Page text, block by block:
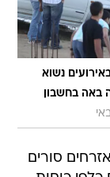
נשוא
באה בחשבון
סורים